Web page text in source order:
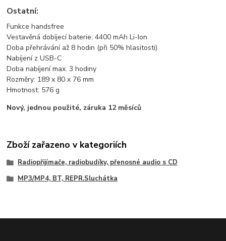
Ostatní:
Funkce handsfree
Vestavěná dobíjecí baterie: 4400 mAh Li-Ion
Doba přehrávání až 8 hodin (při 50% hlasitosti)
Nabíjení z USB-C
Doba nabíjení max. 3 hodiny
Rozměry: 189 x 80 x 76 mm
Hmotnost: 576 g
Nový, jednou použité, záruka 12 měsíců
Zboží zařazeno v kategoriích
Radiopřijímače, radiobudíky, přenosné audio s CD
MP3/MP4, BT, REPR.Sluchátka